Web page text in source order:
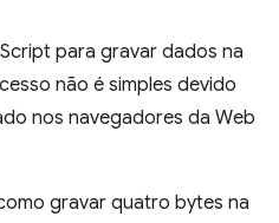
para gravar dados na
não é simples devido
nos navegadores da Web
gravar quatro bytes na